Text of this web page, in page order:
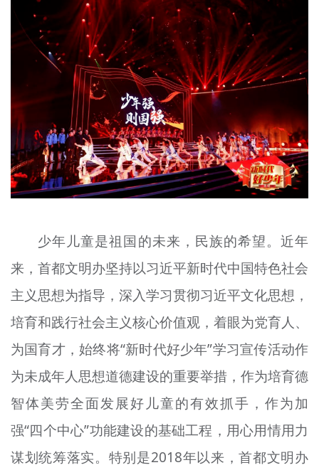
少年儿童是祖国的未来，民族的希望。近年
来，首都文明办坚持以习近平新时代中国特色社会
主义思想为指导， 深入学习贯彻习近平文化思想，
培育和践行社会主义核心价值观，着眼为党育人、
为国育才，始终将“新时代好少年”学习宣传活动作
为未成年人思想道德建设的重要举措，作为培育德
智体美劳全面发展好儿童的有效抓手，作为加
强“四个中心”功能建设的基础工程，用心用情用力
谋划统筹落实。特别是2018年以来，首都文明办